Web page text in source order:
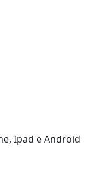
Ipad e Android